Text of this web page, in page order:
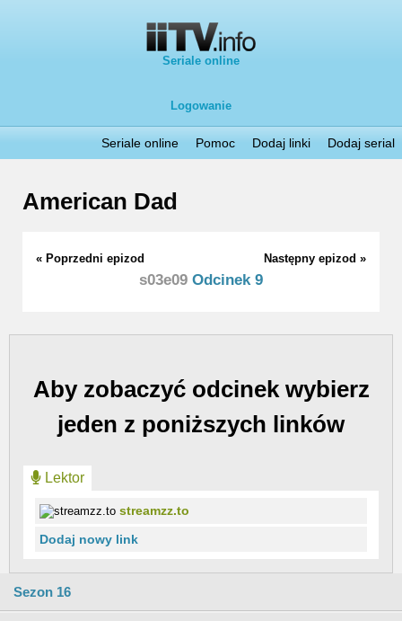
Seriale online
Logowanie
Seriale online Pomoc Dodaj linki Dodaj serial
American Dad
« Poprzedni epizod Następny epizod »
s03e09 Odcinek 9
Aby zobaczyć odcinek wybierz
jeden z poniższych linków
Lektor
streamzz.to
Dodaj nowy link
Sezon 16